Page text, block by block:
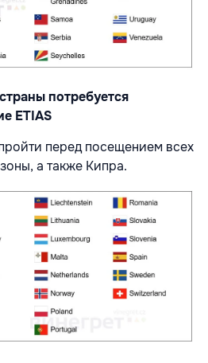
потребуется
ETIAS
перед посещением всех
а также Кипра.